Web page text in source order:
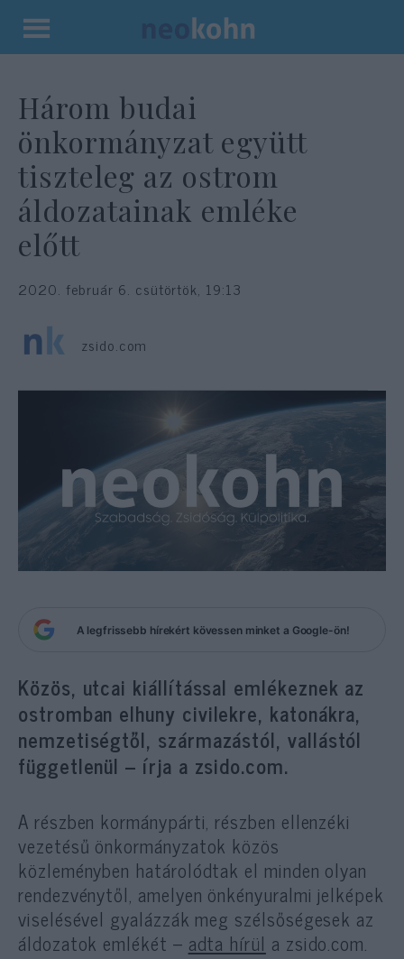
Kilépés
tartalomba
Három budai
önkormányzat együtt
tiszteleg az ostrom
áldozatainak emléke
előtt
2020. február 6. csütörtök, 19:13
zsido.com
A legfrissebb hírekért kövessen minket a Google-ön!
Közös, utcai kiállítással emlékeznek az
ostromban elhuny civilekre, katonákra,
nemzetiségtől, származástól, vallástól
függetlenül – írja a zsido.com.
A részben kormánypárti, részben ellenzéki
vezetésű önkormányzatok közös
közleményben határolódtak el minden olyan
rendezvénytől, amelyen önkényuralmi jelképek
viselésével gyalázzák meg szélsőségesek az
áldozatok emlékét – adta hírül a zsido.com.